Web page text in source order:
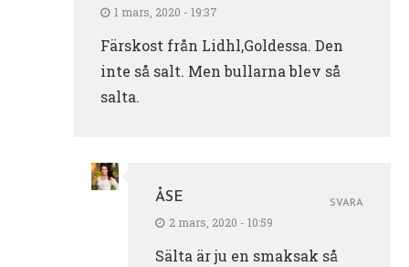
1 mars, 2020 - 19:37
Färskost från Lidhl,Goldessa. Den
inte så salt. Men bullarna blev så
salta.
ÅSE
2 mars, 2020 - 10:59
Sälta är ju en smaksak så
SVARA